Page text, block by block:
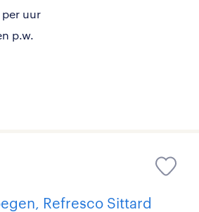
per uur
p.w.
Refresco Sittard